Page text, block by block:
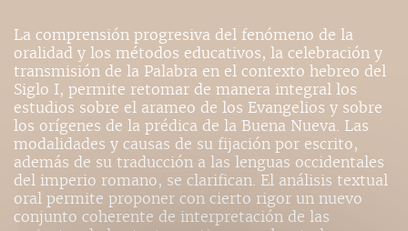
La comprensión progresiva del fenómeno de la
oralidad y los métodos educativos, la celebración y
transmisión de la Palabra en el contexto hebreo del
Siglo I, permite retomar de manera integral los
estudios sobre el arameo de los Evangelios y sobre
los orígenes de la prédica de la Buena Nueva. Las
modalidades y causas de su fijación por escrito,
además de su traducción a las lenguas occidentales
del imperio romano, se clarifican. El análisis textual
oral permite proponer con cierto rigor un nuevo
conjunto coherente de interpretación de las